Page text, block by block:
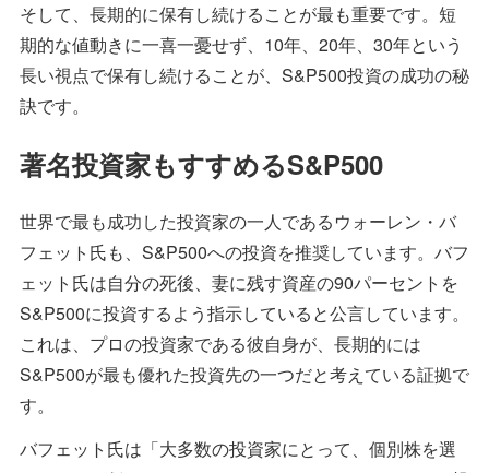
そして、長期的に保有し続けることが最も重要です。短
期的な値動きに一喜一憂せず、10年、20年、30年という
長い視点で保有し続けることが、S&P500投資の成功の秘
訣です。
著名投資家もすすめるS&P500
世界で最も成功した投資家の一人であるウォーレン・バ
フェット氏も、S&P500への投資を推奨しています。バフ
ェット氏は自分の死後、妻に残す資産の90パーセントを
S&P500に投資するよう指示していると公言しています。
これは、プロの投資家である彼自身が、長期的には
S&P500が最も優れた投資先の一つだと考えている証拠で
す。
バフェット氏は「大多数の投資家にとって、個別株を選